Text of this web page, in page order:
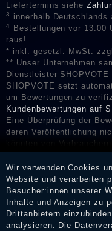
Liefertermins siehe
3 innerhalb Deutschlands
4
Bestellungen vor 13.00
raus!
* inkl. gesetzl. MwSt.
** Unser Unternehmen
Dienstleister SHOPVOTE
SHOPVOTE setzt
um Bewertungen zu
Kundenbewertungen auf
Eine Überprüfung der
deren Veröffentlichung
könnten von
Dienstleistungen gar
Erhalt einer
Bewertungen verifizieren
Shop informieren.
Wir verwenden Cookies
Website und verarbeiten
Besucher:innen unserer
Inhalte und Anzeigen zu
Drittanbietern
analysieren. Die